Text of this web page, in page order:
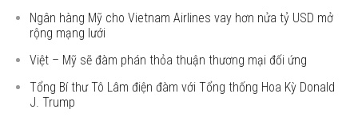
Ngân hàng Mỹ cho Vietnam Airlines vay hơn nửa tỷ USD mở
rộng mạng lưới
Việt – Mỹ sẽ đàm phán thỏa thuận thương mại đối ứng
Tổng Bí thư Tô Lâm điện đàm với Tổng thống Hoa Kỳ Donald
J. Trump